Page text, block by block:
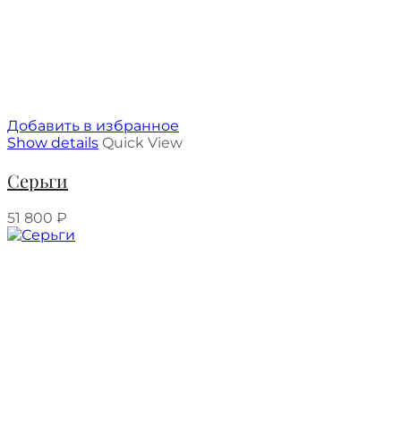
Добавить в избранное
Show details Quick View
Серьги
51 800 ₽